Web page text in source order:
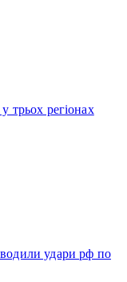
трьох регіонах
удари рф по